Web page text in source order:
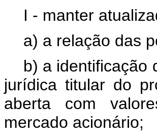
I - manter
a) a relação das
b) a identificação
jurídica titular do
aberta com
mercado acionário;